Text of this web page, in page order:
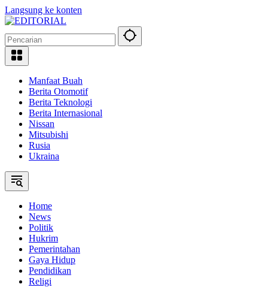
Langsung ke konten
Manfaat Buah
Berita Otomotif
Berita Teknologi
Berita Internasional
Nissan
Mitsubishi
Rusia
Ukraina
Home
News
Politik
Hukrim
Pemerintahan
Gaya Hidup
Pendidikan
Religi